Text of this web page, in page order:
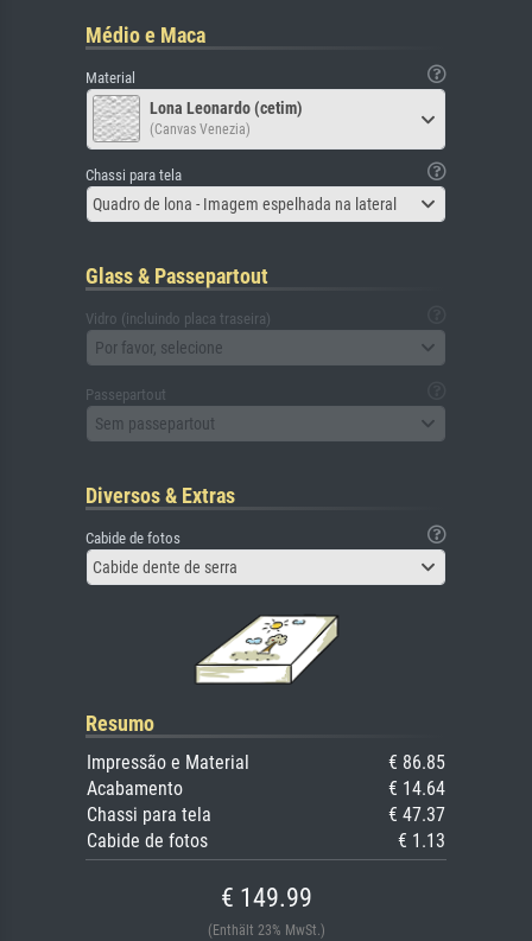
Médio e Maca
Material
Lona Leonardo (cetim)
(Canvas Venezia)
Chassi para tela
Quadro de lona - Imagem espelhada na lateral
Glass & Passepartout
Vidro (incluindo placa traseira)
Por favor, selecione
Passepartout
Sem passepartout
Diversos & Extras
Cabide de fotos
Cabide dente de serra
Resumo
Impressão e Material
€ 86.85
Acabamento
€ 14.64
Chassi para tela
€ 47.37
Cabide de fotos
€ 1.13
€ 149.99
(Enthält 23% MwSt.)